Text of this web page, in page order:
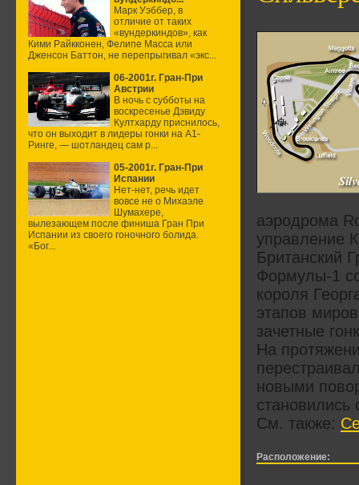
Марк Уэббер, в
отличие от таких
«вундеркиндов», как
Кими Райкконен, Фелипе Масса или
Дженсон Баттон, не перепрыгивал «экс...
06-2001г. Гран-При
Австрии
В ночь с субботы на
воскресенье Дэвиду
Култхарду приснилось,
что он выходит в лидеры гонки на А1-
Ринге, — шотландец сам р...
05-2001г. Гран-При
Испании
Нет-нет, речь идет
вовсе не о Михаэле
Шумахере,
вылезающем после финиша Гран При
Испании из своего гоночного болида.
«Бог...
аэродрома
управление
Британский
Формулы-1
короля
этапов
зачетные
На
новыми
См. также:
Расположение: